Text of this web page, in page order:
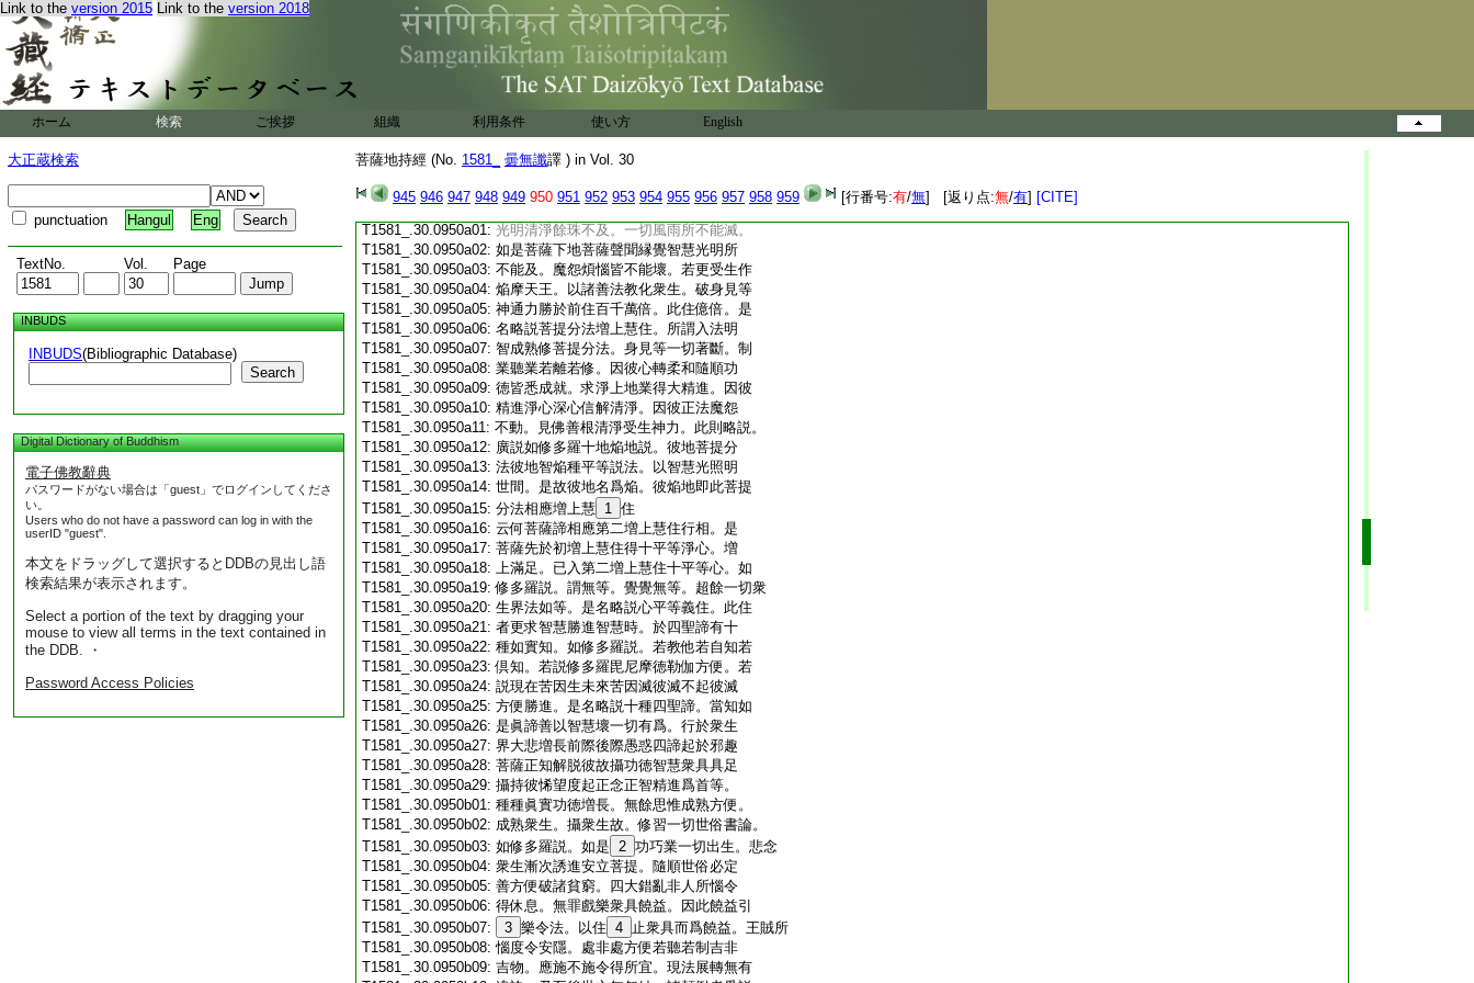
Link to the version 2015 Link to the version 2018
ホーム 検索 ご挨拶 組織 利用条件 使い方 English
大正蔵検索
punctuation Hangul Eng
TextNo. Vol. Page
INBUDS
INBUDS(Bibliographic Database)
Search
Digital Dictionary of Buddhism
電子佛教辭典
パスワードがない場合は「guest」でログインしてくださ
い。
Users who do not have a password can log in with the
userID "guest".
本文をドラッグして選択するとDDBの見出し語
検索結果が表示されます。
Select a portion of the text by dragging your
mouse to view all terms in the text contained in
the DDB. ・
Password Access Policies
菩薩地持經 (No. 1581_ 曇無讖譯 ) in Vol. 30
945 946 947 948 949 950 951 952 953 954 955 956 957 958 959 [行番号:有/無] [返り点:無/有] [CITE]
T1581_.30.0949c19:如來家。逮得自法一切種觀爲増上已修
T1581_.30.0949c20: 念處等三十七菩提分法如修多羅説修集
T1581_.30.0949c21:彼法故離身見等。隨界入微細愛著畢竟
T1581_.30.0949c22:
不行。如來不稱歎業一切不行所稱歎者。
一切隨順如如眞實。心轉柔軟修種種行。
T1581_.30.0949c24:其心快淨。知恩報恩等隨順功徳種種淨
T1581_.30.0949c25:法。皆悉成就。求淨上地業得大精進。因彼
T1581_.30.0949c26:
精進淨心深心信解滿足。因彼正法外道
T1581_.30.0949c27:魔怨不能傾動。見佛善根清淨如前説。譬
T1581_.30.0949c28:如眞金爲莊嚴具餘金不及。菩薩善根亦
T1581_.30.0950a01: 光明清淨餘珠不及。一切風雨所不能滅。
T1581_.30.0950a02: 如是菩薩下地菩薩聲聞縁覺智慧光明所
T1581_.30.0950a03: 不能及。魔怨煩惱皆不能壞。若更受生作
T1581_.30.0950a04: 焔摩天王。以諸善法教化衆生。破身見等
T1581_.30.0950a05: 神通力勝於前住百千萬倍。此住億倍。是
T1581_.30.0950a06: 名略説菩提分法増上慧住。所謂入法明
T1581_.30.0950a07: 智成熟修菩提分法。身見等一切著斷。制
T1581_.30.0950a08: 業聽業若離若修。因彼心轉柔和隨順功
T1581_.30.0950a09: 徳皆悉成就。求淨上地業得大精進。因彼
T1581_.30.0950a10: 精進淨心深心信解清淨。因彼正法魔怨
T1581_.30.0950a11: 不動。見佛善根清淨受生神力。此則略説。
T1581_.30.0950a12: 廣説如修多羅十地焔地説。彼地菩提分
T1581_.30.0950a13: 法彼地智焔種平等説法。以智慧光照明
T1581_.30.0950a14: 世間。是故彼地名爲焔。彼焔地即此菩提
T1581_.30.0950a15: 分法相應増上慧 1 住
T1581_.30.0950a16: 云何菩薩諦相應第二増上慧住行相。是
T1581_.30.0950a17: 菩薩先於初増上慧住得十平等淨心。増
T1581_.30.0950a18: 上滿足。已入第二増上慧住十平等心。如
T1581_.30.0950a19:修多羅説。謂無等。覺覺無等。超餘一切衆
T1581_.30.0950a20: 生界法如等。是名略説心平等義住。此住
T1581_.30.0950a21: 者更求智慧勝進智慧時。於四聖諦有十
T1581_.30.0950a22: 種如實知。如修多羅説。若教他若自知若
T1581_.30.0950a23:倶知。若説修多羅毘尼摩徳勒伽方便。若
T1581_.30.0950a24: 説現在苦因生未來苦因滅彼滅不起彼滅
T1581_.30.0950a25: 方便勝進。是名略説十種四聖諦。當知如
T1581_.30.0950a26: 是眞諦善以智慧壞一切有爲。行於衆生
T1581_.30.0950a27: 界大悲増長前際後際愚惑四諦起於邪趣
T1581_.30.0950a28: 菩薩正知解脱彼故攝功徳智慧衆具具足
T1581_.30.0950a29: 攝持彼悕望度起正念正智精進爲首等。
T1581_.30.0950b01: 種種眞實功徳増長。無餘思惟成熟方便。
T1581_.30.0950b02: 成熟衆生。攝衆生故。修習一切世俗書論。
T1581_.30.0950b03: 如修多羅説。如是 2 功巧業一切出生。悲念
T1581_.30.0950b04: 衆生漸次誘進安立菩提。隨順世俗必定
T1581_.30.0950b05: 善方便破諸貧窮。四大錯亂非人所惱令
T1581_.30.0950b06: 得休息。無罪戲樂衆具饒益。因此饒益引
T1581_.30.0950b07:
3 樂令法。以住 4 止衆具而爲饒益。王賊所
T1581_.30.0950b08:惱度令安隱。處非處方便若聽若制吉非
T1581_.30.0950b09: 吉物。應施不施令得所宜。現法展轉無有